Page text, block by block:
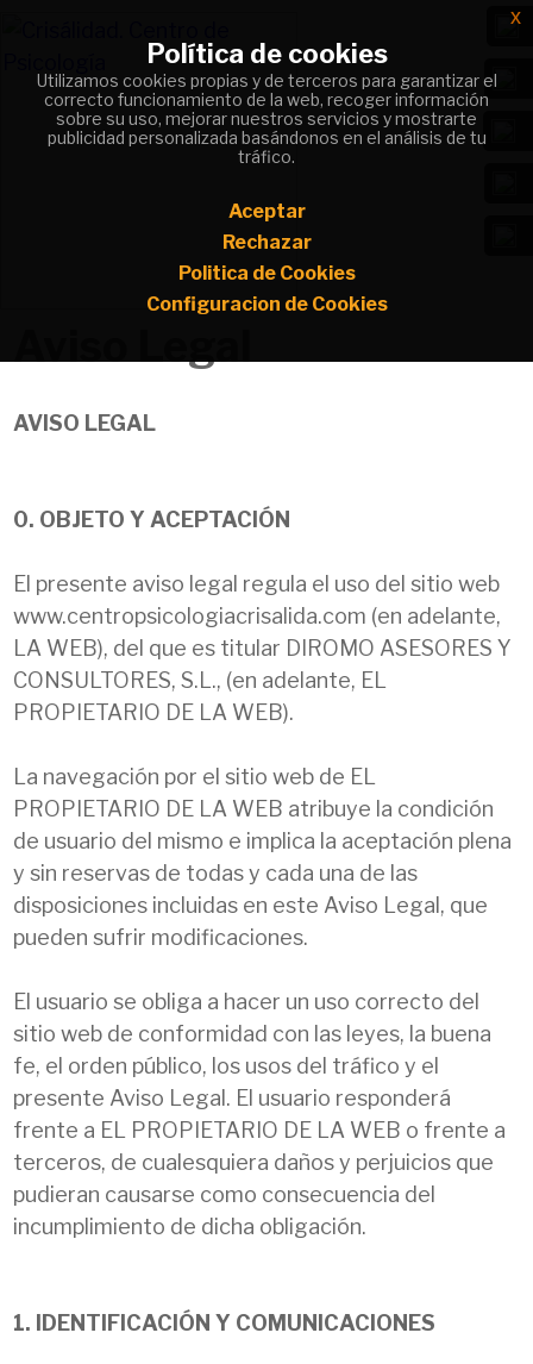
Da sentido a lo que te duele y convierte
AVISO LEGAL
0. OBJETO Y ACEPTACIÓN
El presente aviso legal regula el uso del sitio web
www.centropsicologiacrisalida.com (en adelante,
LA WEB), del que es titular DIROMO ASESORES Y
CONSULTORES, S.L., (en adelante, EL
PROPIETARIO DE LA WEB).
La navegación por el sitio web de EL
PROPIETARIO DE LA WEB atribuye la condición
de usuario del mismo e implica la aceptación plena
y sin reservas de todas y cada una de las
disposiciones incluidas en este Aviso Legal, que
pueden sufrir modificaciones.
El usuario se obliga a hacer un uso correcto del
sitio web de conformidad con las leyes, la buena
fe, el orden público, los usos del tráfico y el
presente Aviso Legal. El usuario responderá
frente a EL PROPIETARIO DE LA WEB o frente a
terceros, de cualesquiera daños y perjuicios que
pudieran causarse como consecuencia del
incumplimiento de dicha obligación.
1. IDENTIFICACIÓN Y COMUNICACIONES
Política de cookies
Utilizamos cookies propias y de terceros para garantizar el
correcto funcionamiento de la web, recoger información
sobre su uso, mejorar nuestros servicios y mostrarte
publicidad personalizada basándonos en el análisis de tu
tráfico.
Aceptar
Rechazar
Politica de Cookies
Configuracion de Cookies
x
Política de cookies
Utilizamos cookies propias y de terceros para garantizar el
correcto funcionamiento de la web, recoger información
sobre su uso, mejorar nuestros servicios y mostrarte
publicidad personalizada basándonos en el análisis de tu
tráfico.
Aceptar
Rechazar
Politica de Cookies
Configuracion de Cookies
x